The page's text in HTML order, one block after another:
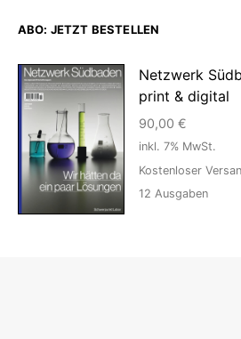
ABO: JETZT BESTELLEN
Netzwerk
print & digital
90,00 €
inkl. 7% MwSt.
Kostenloser
12 Ausgaben